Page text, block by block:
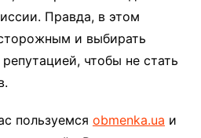
Правда, в этом
и выбирать
чтобы не стать
пользуемся obmenka.ua и